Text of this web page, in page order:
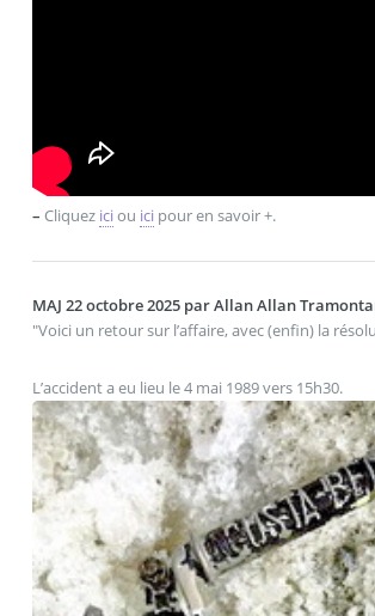
– Cliquez ici ou ici pour en savoir +.
MAJ 22 octobre 2025 par Allan Allan
"Voici un retour sur l’affaire, avec (enfin) la
L’accident a eu lieu le 4 mai 1989 vers 15h30.